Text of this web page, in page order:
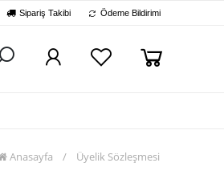
Sipariş Takibi Ödeme Bildirimi
Anasayfa / Üyelik Sözleşmesi